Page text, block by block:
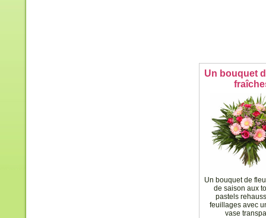
Un bouquet
Un bouquet de
de saison aux
pastels
feuillages avec
vase